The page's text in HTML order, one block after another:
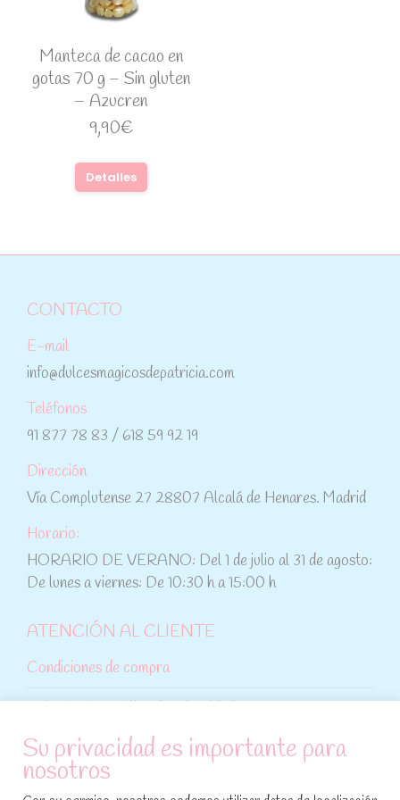
Manteca de cacao en
gotas 70 g – Sin gluten
– Azucren
9,90€
Detalles
CONTACTO
E-mail
info@dulcesmagicosdepatricia.com
Teléfonos
91 877 78 83 / 618 59 92 19
Dirección
Vía Complutense 27 28807 Alcalá de Henares. Madrid
Horario:
HORARIO DE VERANO: Del 1 de julio al 31 de agosto:
De lunes a viernes: De 10:30 h a 15:00 h
ATENCIÓN AL CLIENTE
Condiciones de compra
Política de cookies
Su privacidad es importante para
nosotros